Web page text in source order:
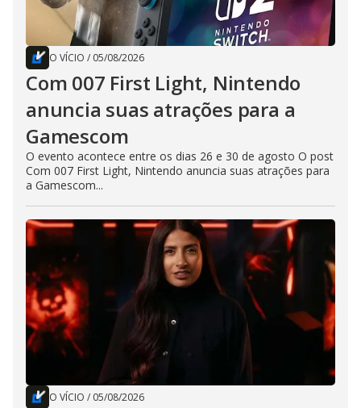
O VÍCIO / 05/08/2026
Com 007 First Light, Nintendo
anuncia suas atrações para a
Gamescom
O evento acontece entre os dias 26 e 30 de agosto O post
Com 007 First Light, Nintendo anuncia suas atrações para
a Gamescom...
O VÍCIO / 05/08/2026